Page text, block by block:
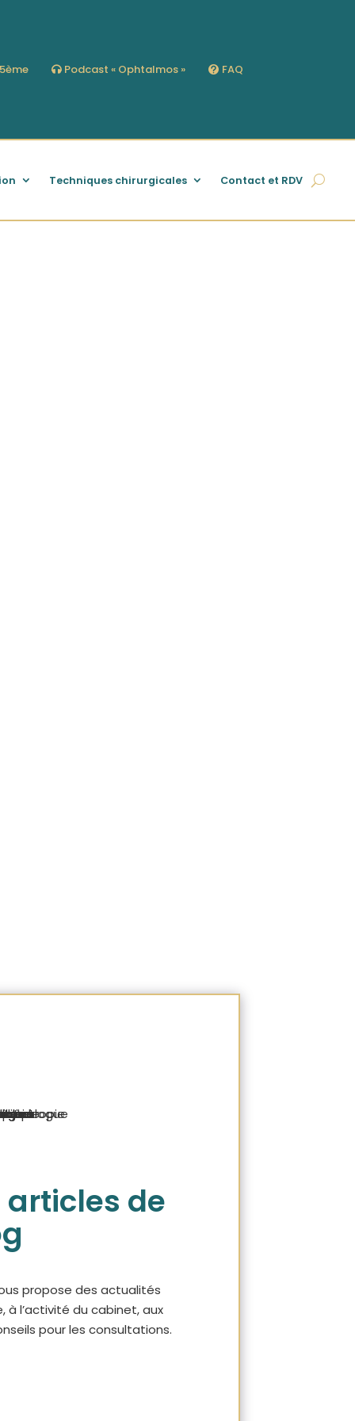
Podcast « Ophtalmos » FAQ
Techniques chirurgicales Contact et RDV
de
propose des actualités
à l’activité du cabinet, aux
pour les consultations.